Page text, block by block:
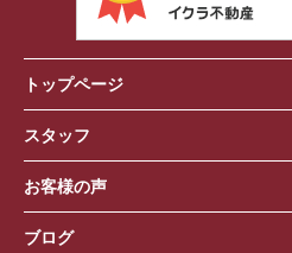
トップページ
スタッフ
お客様の声
ブログ